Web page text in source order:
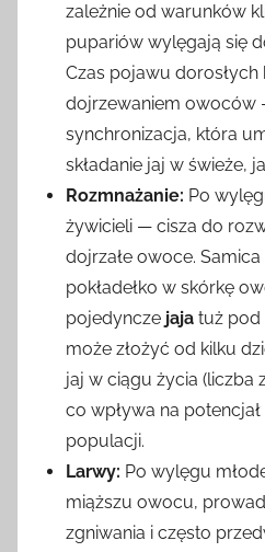
zależnie od warunków
pupariów wylęgają się
Czas pojawu dorosłych
dojrzewaniem owoców
synchronizacja, która
składanie jaj w świeże,
Rozmnażanie: Po
żywicieli — cisza do
dojrzałe owoce.
pokładełko w skórkę
pojedyncze jaja tuż pod
może złożyć od kilku
jaj w ciągu życia (liczba
co wpływa na
populacji.
Larwy: Po wylęgu
miąższu owocu,
zgniwania i często